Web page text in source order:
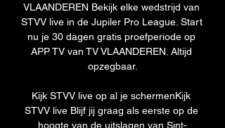
VLAANDEREN Bekijk elke wedstrijd van
STVV live in de Jupiler Pro League. Start
nu je 30 dagen gratis proefperiode op
APP TV van TV VLAANDEREN. Altijd
opzegbaar.
Kijk STVV live op al je schermenKijk
STVV live Blijf jij graag als eerste op de
hoogte van de uitslagen van Sint-